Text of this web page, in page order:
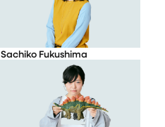
Sachiko Fukushima